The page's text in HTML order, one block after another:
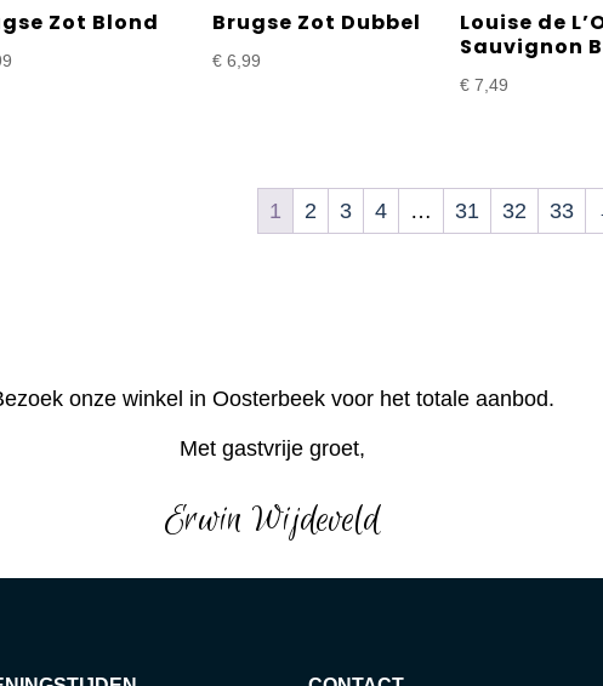
Zot Blond Brugse Zot Dubbel
€6,99
Louise de
Sauvignon
€ 7,49
1 2 3 4 … 31 32 33
onze winkel in Oosterbeek voor het totale aanbod.
Met gastvrije groet,
Erwin Wijdeveld